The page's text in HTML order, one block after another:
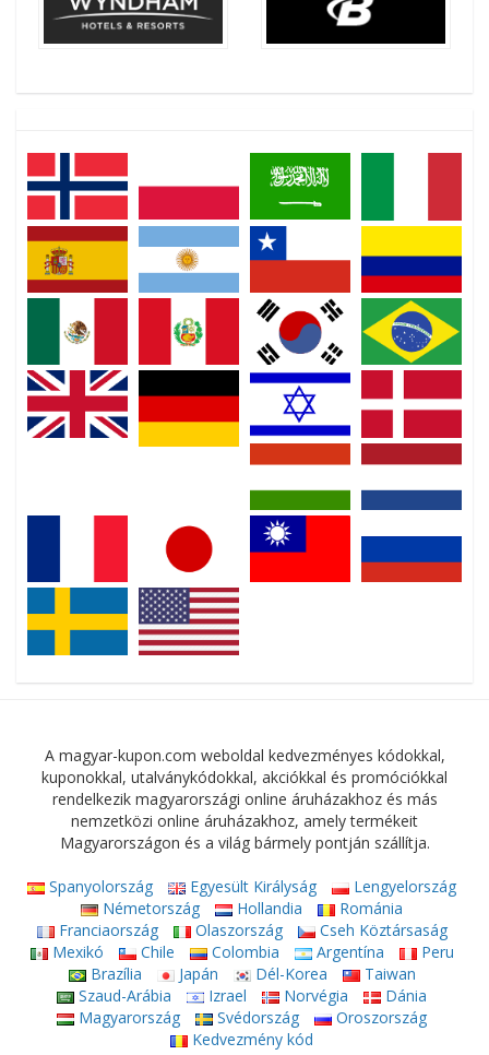
A magyar-kupon.com weboldal kedvezményes kódokkal,
kuponokkal, utalványkódokkal, akciókkal és promóciókkal
rendelkezik magyarországi online áruházakhoz és más
nemzetközi online áruházakhoz, amely termékeit
Magyarországon és a világ bármely pontján szállítja.
Spanyolország Egyesült Királyság
Lengyelország
Németország
Hollandia
Románia
Franciaország
Olaszország
Cseh Köztársaság
Mexikó
Chile Colombia Argentína
Peru
Brazília
Japán Dél-Korea
Taiwan
Szaud-Arábia
Izrael Norvégia
Dánia
Magyarország
Svédország
Oroszország
Kedvezmény kód